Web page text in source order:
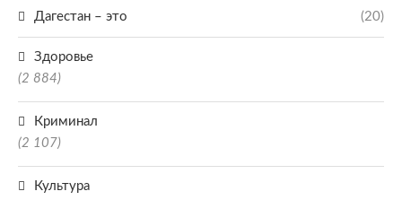
Дагестан – это (20)
Здоровье
(2 884)
Криминал
(2 107)
Культура